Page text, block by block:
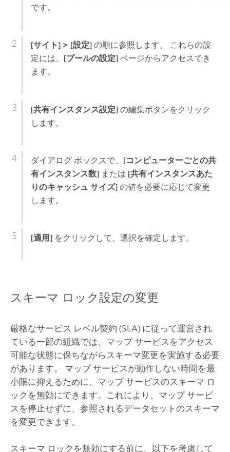
です。
[サイト] > [設定]の順に参照します。 これらの設
定には、 [プールの設定]ページからアクセスでき
ます。
[共有インスタンス設定]の編集ボタンをクリック
します。
ダイアログ ボックスで、 [コンピューターごとの共
有インスタンス数]または [共有インスタンスあた
りのキャッシュ サイズ]の値を必要に応じて変更
します。
[適用]をクリックして、選択を確定します。
スキーマ ロック設定の変更
厳格なサービス レベル契約 (SLA) に従って運営され
ている一部の組織では、マップ サービスをアクセス
可能な状態に保ちながらスキーマ変更を実施する必要
があります。 マップ サービスが動作しない時間を最
小限に抑えるために、マップ サービスのスキーマ ロ
ックを無効にできます。これにより、マップ サービ
スを停止せずに、参照されるデータセットのスキーマ
を変更できます。
スキーマ ロックを無効にする前に、以下を考慮して